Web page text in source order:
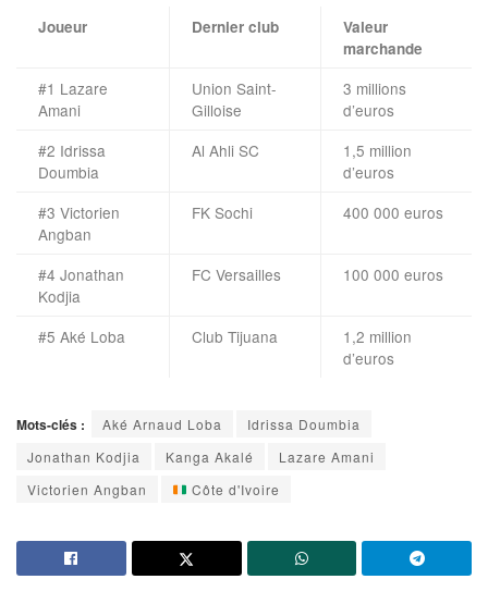
Joueur Dernier club
Valeur
marchande
#1 Lazare
Amani
Union Saint-
Gilloise
3 millions
d’euros
#2 Idrissa
Doumbia
Al Ahli SC
1,5 million
d’euros
#3 Victorien
Angban
FK Sochi 400 000 euros
#4 Jonathan
Kodjia
FC Versailles 100 000 euros
#5 Aké Loba Club Tijuana
1,2 million
d’euros
Mots-clés : Aké Arnaud Loba
Idrissa Doumbia
Jonathan Kodjia
Kanga Akalé
Lazare Amani
Victorien Angban
Côte d'Ivoire